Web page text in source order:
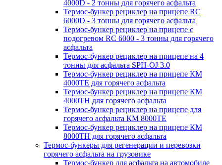
4000D - 2 тонны для горячего асфальта
Термос-бункер рециклер на прицепе RC
6000D - 3 тонны для горячего асфальта
Термос-бункер рециклер на прицепе с
подогревом RC 6000 - 3 тонны для горячего
асфальта
Термос-бункер рециклер на прицепе на 4
тонны для асфальта SPH-OJ 3.0
Термос-бункер рециклер на прицепе КМ
4000ТЕ для горячего асфальта
Термос-бункер рециклер на прицепе КМ
4000ТН для горячего асфальта
Термос-бункер рециклер на прицепе для
горячего асфальта КМ 8000ТЕ
Термос-бункер рециклер на прицепе КМ
8000ТH для горячего асфальта
Термос-бункеры для регенерации и перевозки
горячего асфальта на грузовике
Термос-бункер для асфальта на автомобиле